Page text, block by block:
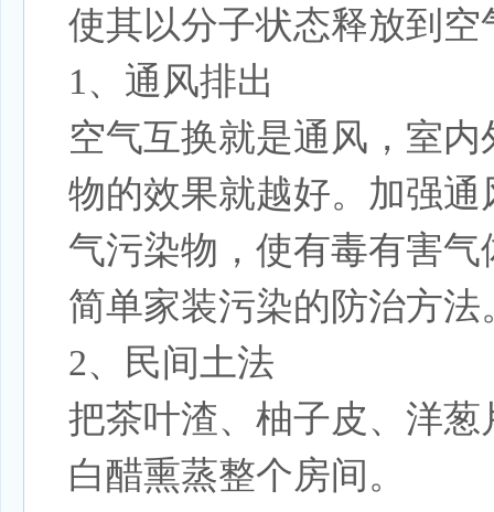
使其以分子状态释放到
1、通风排出
空气互换就是通风，室
物的效果就越好。加强
气污染物，使有毒有害
简单家装污染的防治方法
2、民间土法
把茶叶渣、柚子皮、洋
白醋熏蒸整个房间。